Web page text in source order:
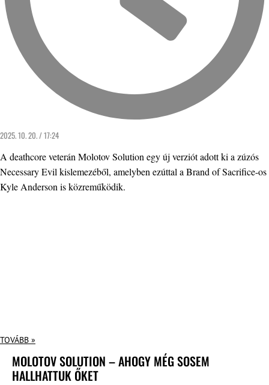
2025. 10. 20. / 17:24
A deathcore veterán Molotov Solution egy új verziót adott ki a zúzós
Necessary Evil kislemezéből, amelyben ezúttal a Brand of Sacrifice-os
Kyle Anderson is közreműködik.
TOVÁBB »
MOLOTOV SOLUTION – AHOGY MÉG SOSEM
HALLHATTUK ŐKET